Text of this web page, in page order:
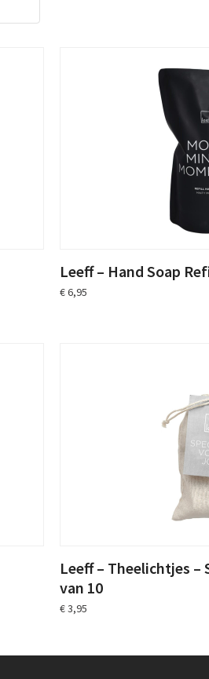
Leeff – Hand Soap
€6,95
Leeff – Theelichtjes –
van 10
€3,95